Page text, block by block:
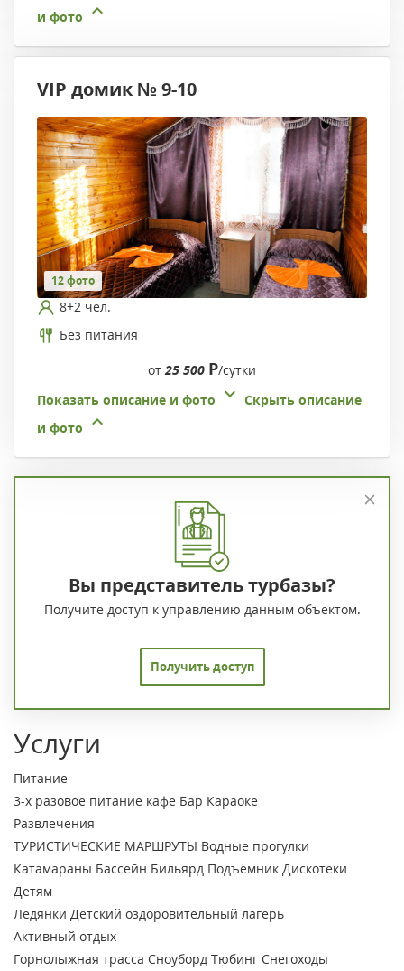
и фото
VIP домик № 9-10
12 фото
8+2 чел.
Без питания
от 25 500 Р/сутки
Показать описание и фото
Скрыть описание
и фото
Вы представитель турбазы?
Получите доступ к управлению данным объектом.
Получить доступ
Услуги
Питание
3-х разовое питание кафе Бар Караоке
Развлечения
ТУРИСТИЧЕСКИЕ МАРШРУТЫ Водные прогулки
Катамараны Бассейн Бильярд Подъемник Дискотеки
Детям
Ледянки Детский оздоровительный лагерь
Активный отдых
Горнолыжная трасса Сноуборд Тюбинг Снегоходы